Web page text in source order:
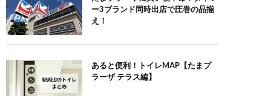
ー3ブランド同時出店で圧巻の品揃
え！
あると便利！トイレMAP【たまプ
ラーザ テラス編】